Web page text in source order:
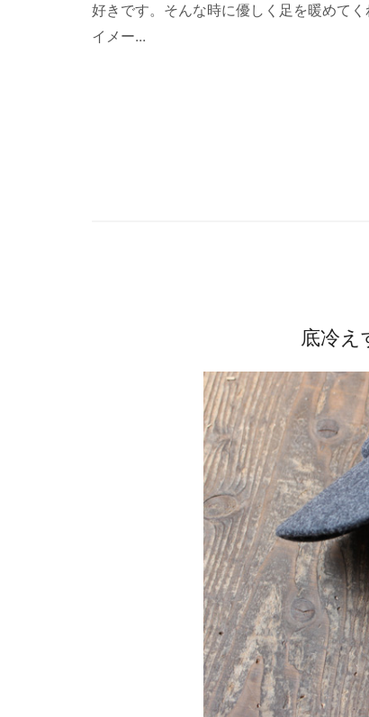
好きです。そんな時に優しく足を暖めて
イメー...
底冷え